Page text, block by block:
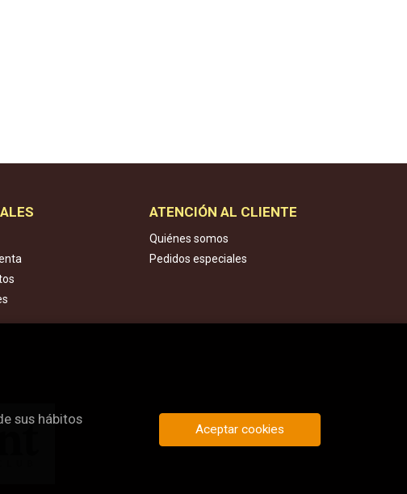
ATENCIÓN AL CLIENTE
Quiénes somos
Pedidos especiales
sus hábitos
Aceptar cookies